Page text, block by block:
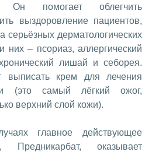
Он помогает облегчить
выздоровление пациентов,
серьёзных дерматологических
них – псориаз, аллергический
лишай и себорея.
выписать крем для лечения
(это самый лёгкий ожог,
верхний слой кожи).
главное действующее
Предникарбат, оказывает